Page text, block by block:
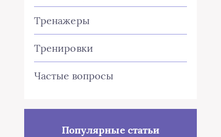
Тренажеры
Тренировки
Частые вопросы
Популярные статьи